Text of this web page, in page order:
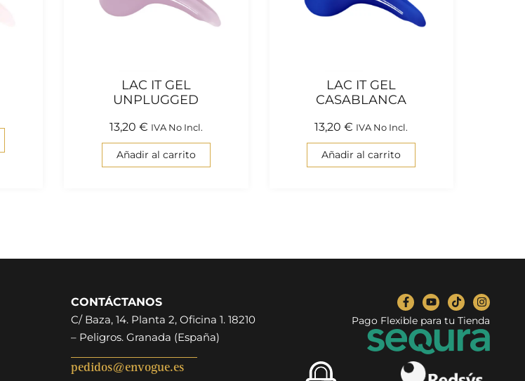
LAC IT GEL
UNPLUGGED
13,20 € IVA No Incl.
Añadir al carrito
LAC IT GEL
CASABLANCA
13,20€ IVA No Incl.
Añadir al carrito
CONTÁCTANOS
C/ Baza, 14. Planta 2, Oficina 1. 18210
– Peligros. Granada (España)
pedidos@envogue.es
Pago Flexible para tu Tienda